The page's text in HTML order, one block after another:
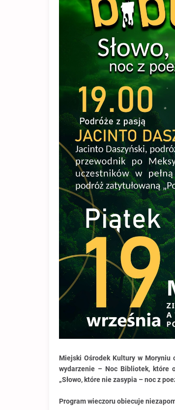
Miejski Ośrodek Kultury w Moryniu
wydarzenie – Noc Bibliotek, które
„Słowo, które nie zasypia – noc z
Program wieczoru obiecuje